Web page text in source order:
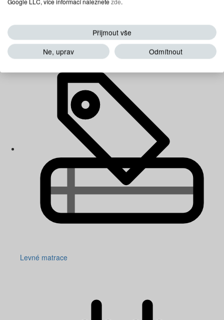
Dětské matrace
Levné matrace
Přijmout vše
Ne, uprav
Odmítnout